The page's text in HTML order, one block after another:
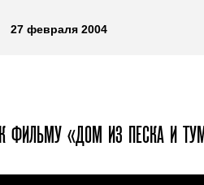
27 февраля 2004
К ФИЛЬМУ «ДОМ ИЗ ПЕСКА И